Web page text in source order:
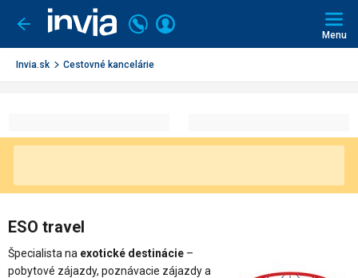
Ísť
späť
Volajte
+421
2
3221
Prihlásiť
Menu
Invia.sk Cestovné kancelárie
ESO travel
Špecialista na exotické destinácie –
pobytové zájazdy, poznávacie zájazdy a